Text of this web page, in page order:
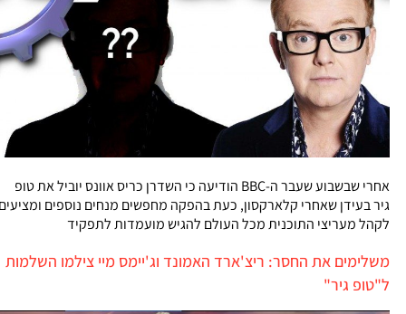
אחרי שבשבוע שעבר ה-BBC הודיעה כי השדרן כריס אוונס יוביל את טופ
גיר בעידן שאחרי קלארקסון, כעת בהפקה מחפשים מנחים נוספים ומציעים
לקהל מעריצי התוכנית מכל העולם להגיש מועמדות לתפקיד
משלימים את החסר: ריצ'ארד האמונד וג'יימס מיי צילמו השלמות
ל"טופ גיר"